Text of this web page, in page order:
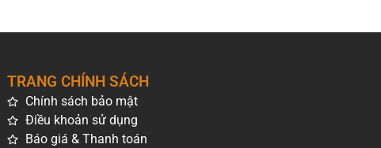
TRANG CHÍNH SÁCH
Chính sách bảo mật
Điều khoản sử dụng
Báo giá & Thanh toán